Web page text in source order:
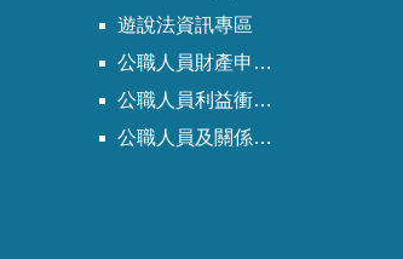
遊說法資訊專區
公職人員財產申報法資訊專區
公職人員利益衝突迴避法資訊專區
公職人員及關係人身分關係公開專區